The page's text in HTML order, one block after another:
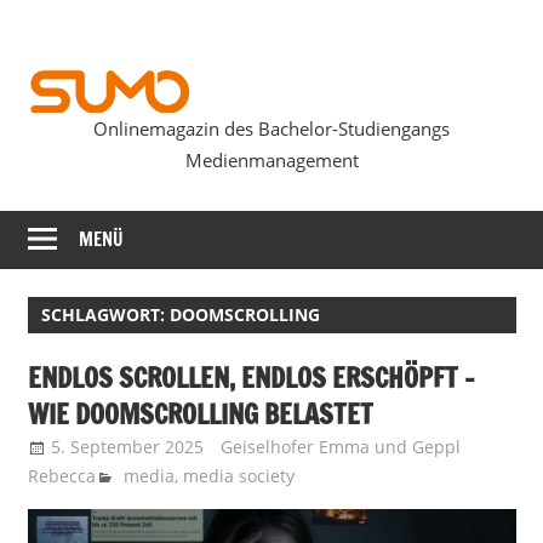
springen
SUMOmag
Onlinemagazin des Bachelor-Studiengangs
Medienmanagement
MENÜ
SCHLAGWORT: DOOMSCROLLING
ENDLOS SCROLLEN, ENDLOS ERSCHÖPFT –
WIE DOOMSCROLLING BELASTET
5. September 2025 Geiselhofer Emma und Geppl
Rebecca
media, media society